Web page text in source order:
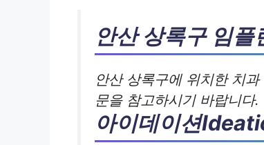
안산 상록구 임플
안산 상록구에 위치한 치
문을 참고하시기 바랍니다.
아이데이션